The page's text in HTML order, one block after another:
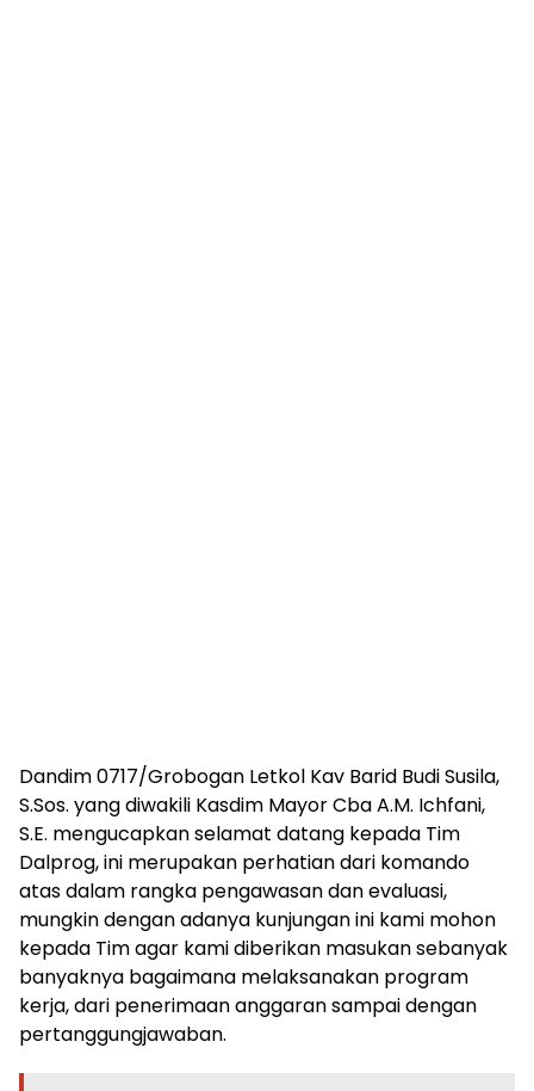
Dandim 0717/Grobogan Letkol Kav Barid Budi Susila,
S.Sos. yang diwakili Kasdim Mayor Cba A.M. Ichfani,
S.E. mengucapkan selamat datang kepada Tim
Dalprog, ini merupakan perhatian dari komando
atas dalam rangka pengawasan dan evaluasi,
mungkin dengan adanya kunjungan ini kami mohon
kepada Tim agar kami diberikan masukan sebanyak
banyaknya bagaimana melaksanakan program
kerja, dari penerimaan anggaran sampai dengan
pertanggungjawaban.